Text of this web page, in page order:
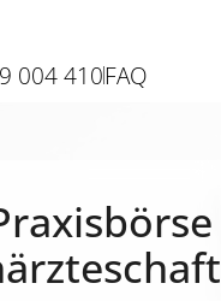
004 410FAQ